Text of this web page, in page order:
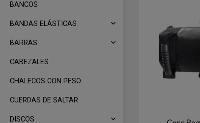
BANCOS
BANDAS ELÁSTICAS
BARRAS
CABEZALES
CHALECOS CON PESO
CUERDAS DE SALTAR
DISCOS